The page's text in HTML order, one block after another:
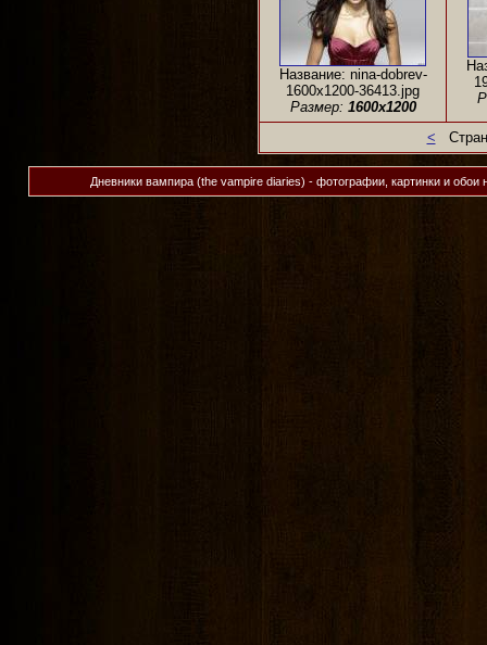
Название: nina-dobrev-
1600x1200-36413.jpg
Размер: 1600x1200
<
Дневники вампира (the vampire diaries) - фотографии, картинки и обои